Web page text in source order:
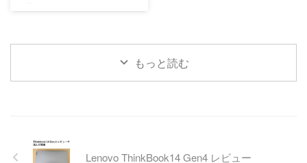
はな ...
ートウォッチの中では中間ぐらい
の値段だと思う 個人的には購入
味がないと思っていた なぜなら
いつもスマホを手に持っているの
もっと読む
Lenovo ThinkBook14 Gen4 レビュー